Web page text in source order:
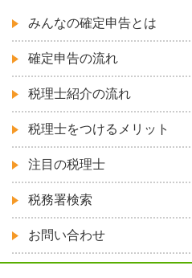
みんなの確定申告とは
確定申告の流れ
税理士紹介の流れ
税理士をつけるメリット
注目の税理士
税務署検索
お問い合わせ